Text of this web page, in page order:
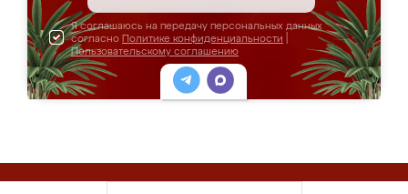
Я соглашаюсь на передачу персональных данных
согласно Политике конфиденциальности
Пользовательскому соглашению